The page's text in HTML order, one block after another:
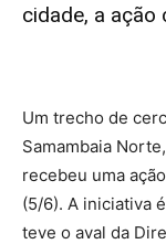
cidade, a ação
Um trecho de
Samambaia
recebeu uma
(5/6). A iniciativa
teve o aval da